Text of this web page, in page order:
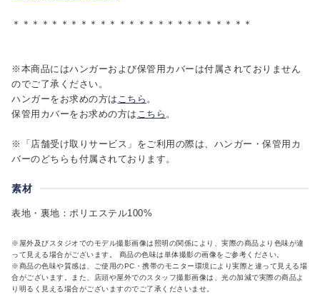
＊＊＊＊＊＊＊＊＊＊＊＊＊＊＊＊＊＊＊＊＊＊＊＊＊
※本商品にはハンガーおよび保管用カバーは付属されておりません
のでご了承ください。
ハンガーをお求めの方は こちら 。
保管用カバーをお求めの方は こちら 。
※「店舗受け取りサービス」をご利用の際は、ハンガー・保管用カ
バーのどちらも付属されております。
素材
表地・裏地：ポリエステル100%
※屋外及びスタジオでのモデル撮影画像は照明の関係により、実際の商品より色味が違
って見える場合がございます。 商品の色味は単体撮影の画像をご参考ください。
※商品の色味や質感は、ご使用のPC・携帯のモニター環境により実際と違って見える場
合がございます。また、店頭や屋外でのスタッフ撮影画像は、光の加減で実際の商品よ
り明るく見える場合がございますのでご了承くださいませ。